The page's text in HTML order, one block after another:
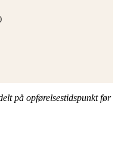
på opførelsestidspunkt før